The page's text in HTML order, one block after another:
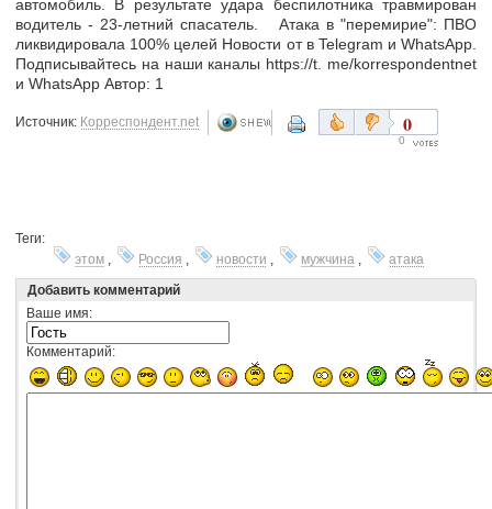
автомобиль. В результате удара беспилотника травмирован
водитель - 23-летний спасатель. Атака в "перемирие": ПВО
ликвидировала 100% целей Новости от в Telegram и WhatsApp.
Подписывайтесь на наши каналы https://t. me/korrespondentnet
и WhatsApp Автор: 1
Источник: Корреспондент.net 0
0
Теги:
этом , Россия , новости , мужчина ,
атака
Добавить комментарий
Ваше имя:
Комментарий: